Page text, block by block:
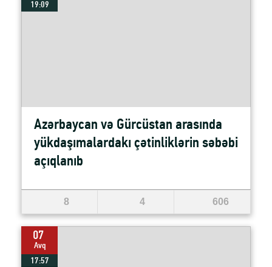
19:09
Azərbaycan və Gürcüstan arasında
yükdaşımalardakı çətinliklərin səbəbi
açıqlanıb
8 4 606
07
Avq
17:57